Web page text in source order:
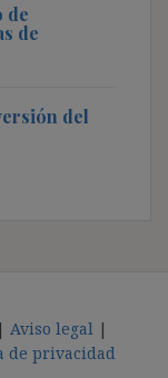
de
de
del
Aviso legal |
de privacidad